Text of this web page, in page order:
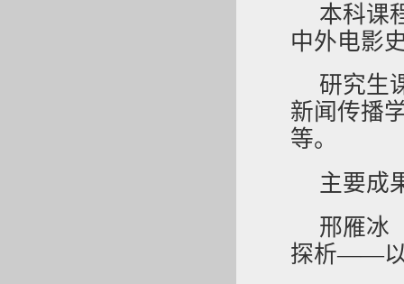
本科课
中外电影
研究生
新闻传播
等。
主要成
邢雁冰
探析——以